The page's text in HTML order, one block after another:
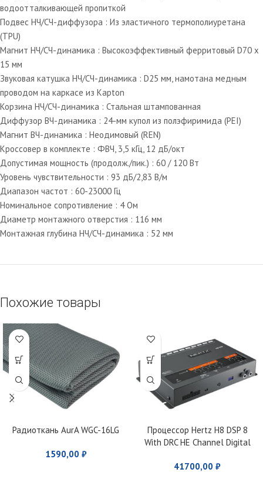
водоотталкивающей пропиткой
Подвес НЧ/СЧ-диффузора : Из эластичного термополиуретана
(TPU)
Магнит НЧ/СЧ-динамика : Высокоэффективный ферритовый D70 х
15 мм
Звуковая катушка НЧ/СЧ-динамика : D25 мм, намотана медным
проводом на каркасе из Kapton
Корзина НЧ/СЧ-динамика : Стальная штампованная
Диффузор ВЧ-динамика : 24-мм купол из полэфиримида (PEI)
Магнит ВЧ-динамика : Неодимовый (REN)
Кроссовер в комплекте : ФВЧ, 3,5 кГц, 12 дБ/окт
Допустимая мощность (продолж./пик.) : 60 / 120 Вт
Уровень чувствительности : 93 дБ/2,83 В/м
Диапазон частот : 60-23000 Гц
Номинальное сопротивление : 4 Ом
Диаметр монтажного отверстия : 116 мм
Монтажная глубина НЧ/СЧ-динамика : 52 мм
Похожие товары
Радиоткань AurA WGC-16LG
1590,00 ₽
Процессор Hertz H8 DSP 8
With DRC HE Channel Digital
41700,00 ₽